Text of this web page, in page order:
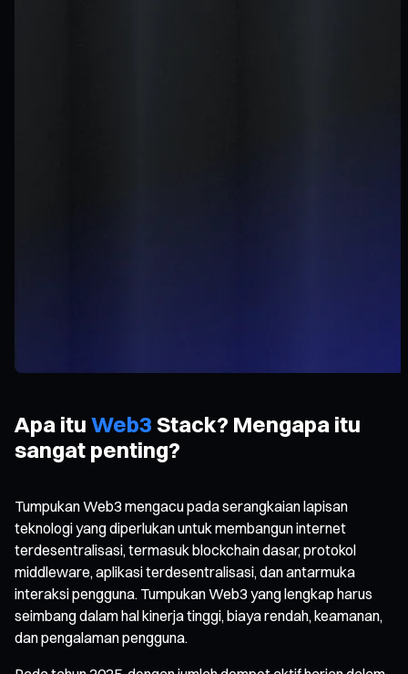
Apa itu Web3 Stack? Mengapa itu
sangat penting?
Tumpukan Web3 mengacu pada serangkaian lapisan
teknologi yang diperlukan untuk membangun internet
terdesentralisasi, termasuk blockchain dasar, protokol
middleware, aplikasi terdesentralisasi, dan antarmuka
interaksi pengguna. Tumpukan Web3 yang lengkap harus
seimbang dalam hal kinerja tinggi, biaya rendah, keamanan,
dan pengalaman pengguna.